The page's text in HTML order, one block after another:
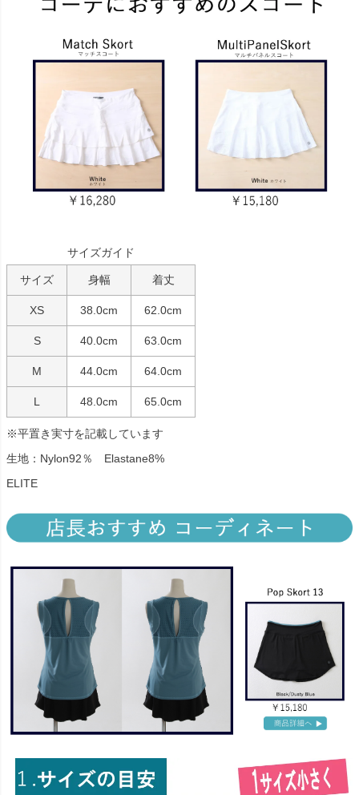
サイズガイド
サイズ 身幅 着丈
XS 38.0cm 62.0cm
S 40.0cm 63.0cm
M 44.0cm 64.0cm
L 48.0cm 65.0cm
※平置き実寸を記載しています
生地：Nylon92％ Elastane8%
ELITE